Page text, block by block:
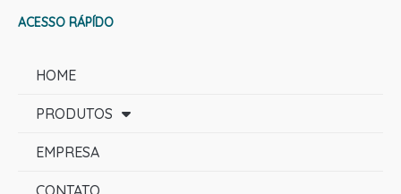
ACESSO RÁPÍDO
HOME
PRODUTOS
EMPRESA